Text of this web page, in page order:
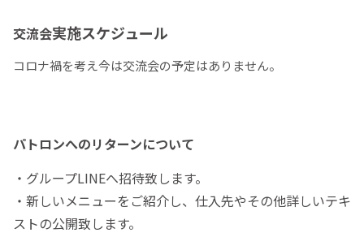
交流会実施スケジュール
コロナ禍を考え今は交流会の予定はありません。
パトロンへのリターンについて
・グループLINEへ招待致します。
・新しいメニューをご紹介し、仕入先やその他詳しいテキ
ストの公開致します。